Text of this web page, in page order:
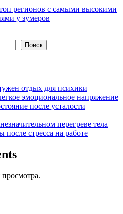
регионов с самыми высокими
у зумеров
Поиск
отдых для психики
эмоциональное напряжение
после усталости
перегреве тела
после стресса на работе